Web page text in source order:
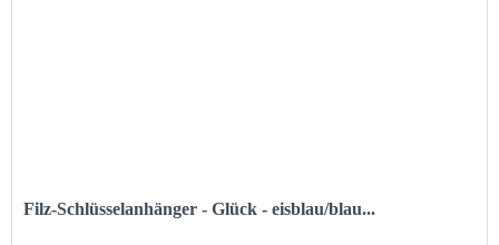
Filz-Schlüsselanhänger - Glück - eisblau/blau...